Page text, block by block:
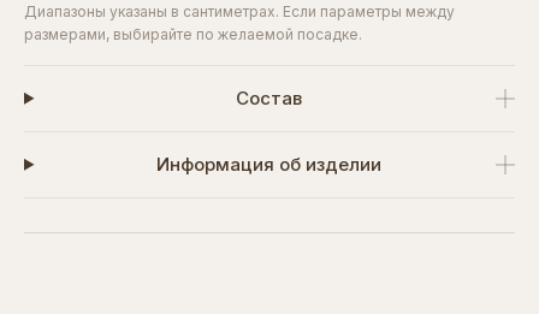
Диапазоны указаны в сантиметрах. Если параметры между
размерами, выбирайте по желаемой посадке.
Состав
Информация об изделии